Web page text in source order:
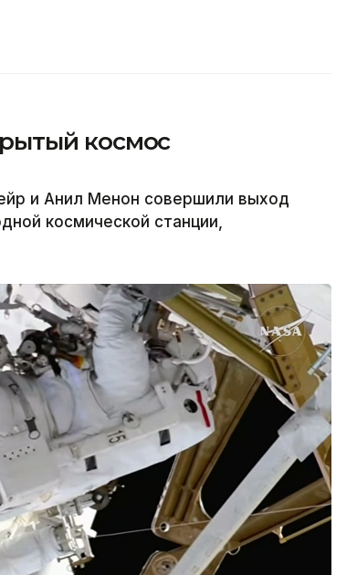
космос
и Анил Менон совершили выход
космической станции,